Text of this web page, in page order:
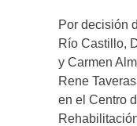
Por decisión
Río Castillo,
y Carmen
Rene
en el Centro